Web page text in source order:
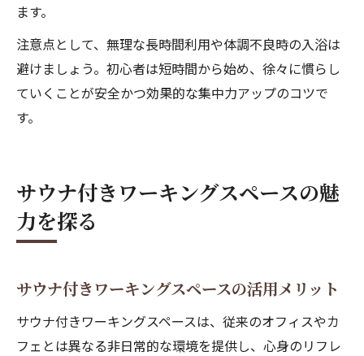
ます。
注意点として、無理な長時間利用や体調不良時の入浴は
避けましょう。初心者は短時間から始め、徐々に慣らし
ていくことが安全かつ効果的な集中力アップのコツで
す。
サウナ付きワーキングスペースの魅
力を探る
サウナ付きワーキングスペースの活用メリット
サウナ付きワーキングスペースは、従来のオフィスやカ
フェとは異なる非日常的な環境を提供し、心身のリフレ